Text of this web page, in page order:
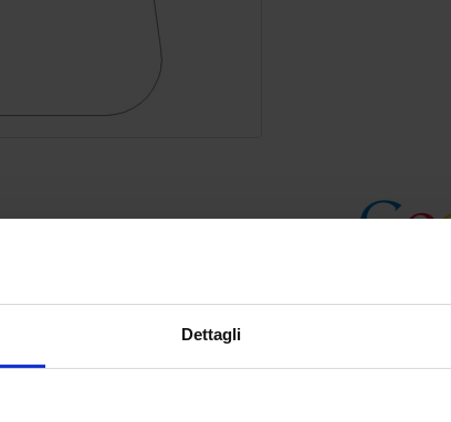
Dettagli